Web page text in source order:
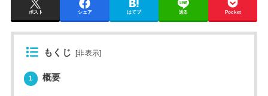
ポスト シェア はてブ 送る Pocket
もくじ [非表示]
1 概要